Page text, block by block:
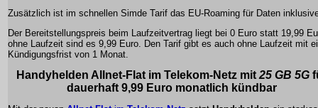
Zusätzlich ist im schnellen Simde Tarif das EU-Roaming für Daten
Der Bereitstellungspreis beim Laufzeitvertrag liegt bei 0 Euro statt 19,99
ohne Laufzeit sind es 9,99 Euro. Den Tarif gibt es auch ohne Laufzeit mit
Kündigungsfrist von 1 Monat.
Handyhelden Allnet-Flatim Telekom-Netzmit25 GB 5G
dauerhaft 9,99 Euromonatlich kündbar